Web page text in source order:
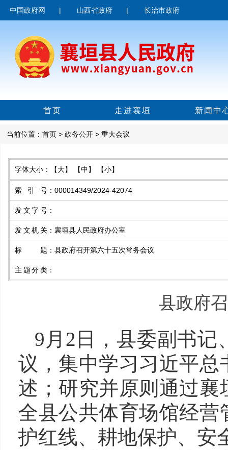
中国政府网 | 山西省政府 | 长治市政府
首页 走进襄垣 新闻中
当前位置： 首页 > 政务公开 > 重大会议
字体大小： 【大】 【中】 【小】
索引号 ： 000014349/2024-42074
发文字号 ：
发文机关 ： 襄垣县人民政府办公室
标题 ： 县政府召开第六十五次常务会议
主题分类 ：
县政府
9月2日，县委副书记
议，集中学习习近平
述；研究并原则通过
全县公共体育场馆经
护红线、耕地保护、安